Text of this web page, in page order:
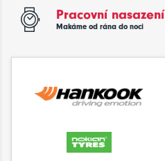
Pracovní nasazení
Makáme od rána do noci